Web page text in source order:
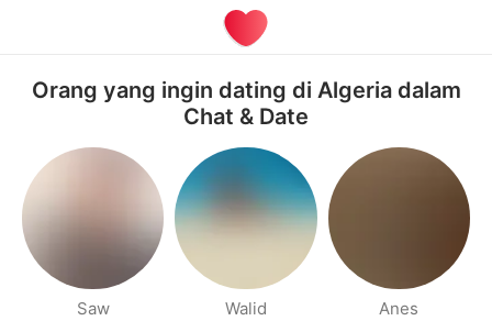
Orang yang ingin dating di Algeria dalam
Chat & Date
Saw Walid Anes